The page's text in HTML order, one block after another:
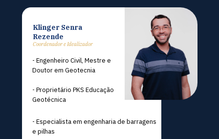
Rezende
Klinger Senra
Rezende
Coordenador e Idealizador
- Engenheiro Civil, Mestre e
Doutor em Geotecnia
- Proprietário PKS Educação
Geotécnica
- Especialista em engenharia de barragens
e pilhas